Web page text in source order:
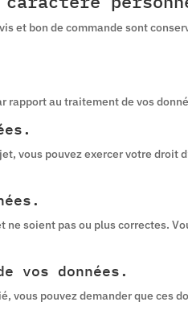
et bon de commande sont
au traitement de vos
vous pouvez exercer votre droit
soient pas ou plus correctes.
vos données.
vous pouvez demander que ces